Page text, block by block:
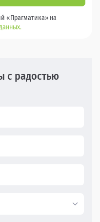
«Прагматика» на
с радостью